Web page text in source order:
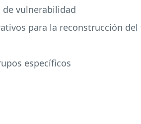
de vulnerabilidad
para la reconstrucción
específicos